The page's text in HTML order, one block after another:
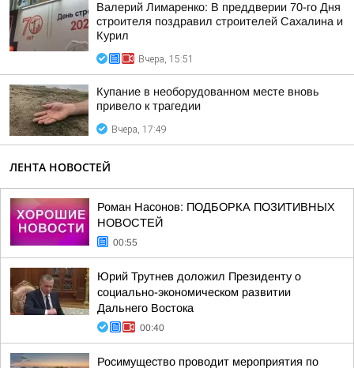
Валерий Лимаренко: В преддверии 70-го Дня
строителя поздравил строителей Сахалина и
Курил
Вчера, 15:51
Купание в необорудованном месте вновь
привело к трагедии
Вчера, 17:49
ЛЕНТА НОВОСТЕЙ
Роман Насонов: ПОДБОРКА ПОЗИТИВНЫХ
НОВОСТЕЙ
00:55
Юрий Трутнев доложил Президенту о
социально-экономическом развитии
Дальнего Востока
00:40
Росимущество проводит мероприятия по